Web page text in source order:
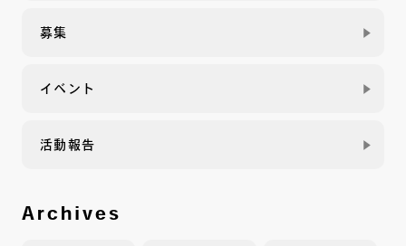
募集
イベント
活動報告
Archives